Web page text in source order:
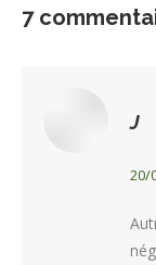
7
J
20/